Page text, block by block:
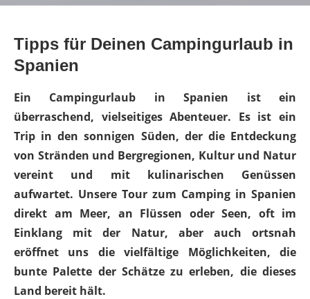
Tipps für Deinen Campingurlaub in
Spanien
Ein Campingurlaub in Spanien ist ein
überraschend, vielseitiges Abenteuer. Es ist ein
Trip in den sonnigen Süden, der die Entdeckung
von Stränden und Bergregionen, Kultur und Natur
vereint und mit kulinarischen Genüssen
aufwartet. Unsere Tour zum Camping in Spanien
direkt am Meer, an Flüssen oder Seen, oft im
Einklang mit der Natur, aber auch ortsnah
eröffnet uns die vielfältige Möglichkeiten, die
bunte Palette der Schätze zu erleben, die dieses
Land bereit hält.